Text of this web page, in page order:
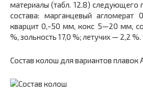
материалы (табл. 12.8) следующего
состава: марганцевый агломерат
кварцит 0,-50 мм, кокс 5—20 мм,
%, зольность 17,0 %; летучих — 2,2 %.
Состав колош для вариантов